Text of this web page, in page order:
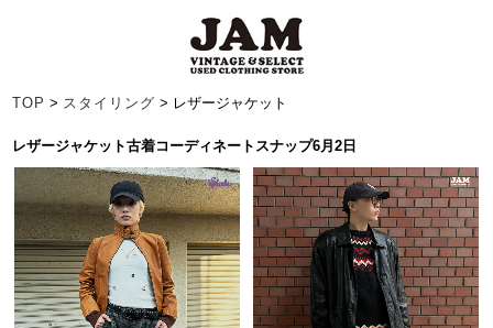
TOP > スタイリング > レザージャケット
レザージャケット古着コーディネートスナップ6月2日